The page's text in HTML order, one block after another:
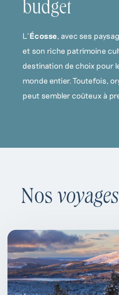
budget
L’Écosse, avec ses
et son riche patrimoine
destination de choix pour
monde entier. Toutefois,
peut sembler coûteux à
Nos voyages